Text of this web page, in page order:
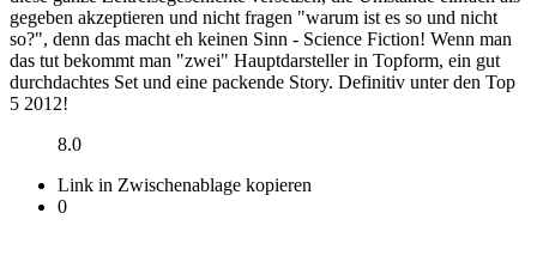
gegeben akzeptieren und nicht fragen "warum ist es so und nicht
so?", denn das macht eh keinen Sinn - Science Fiction! Wenn man
das tut bekommt man "zwei" Hauptdarsteller in Topform, ein gut
durchdachtes Set und eine packende Story. Definitiv unter den Top
5 2012!
8.0
Link in Zwischenablage kopieren
0